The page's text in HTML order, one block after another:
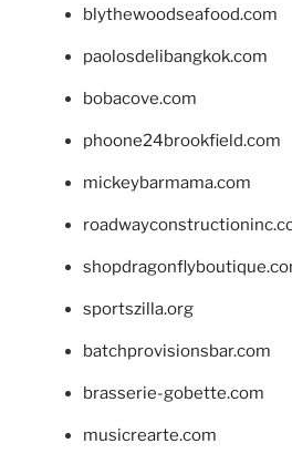
blythewoodseafood.com
paolosdelibangkok.com
bobacove.com
phoone24brookfield.com
mickeybarmama.com
sportszilla.org
batchprovisionsbar.com
brasserie-gobette.com
musicrearte.com